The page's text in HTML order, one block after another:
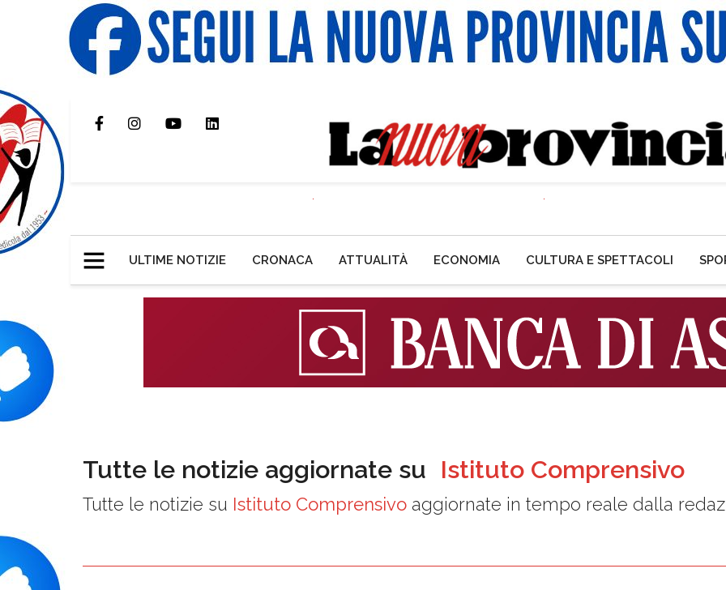
ULTIME NOTIZIE CRONACA ATTUALITÀ ECONOMIA CULTURA E SPETTACOLI
Tutte le notizie aggiornate su Istituto Comprensivo
Tutte le notizie su Istituto Comprensivo aggiornate in tempo reale dalla